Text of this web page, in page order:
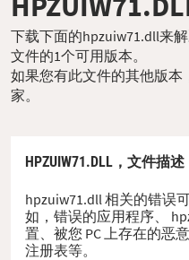
下载下面的hpzuiw71.dll来
文件的1个可用版本。
如果您有此文件的其他版本
家。
HPZUIW71.DLL， 文件描述
hpzuiw71.dll 相关的错误
如，错误的应用程序、
置、被您 PC 上存在的恶
注册表等。